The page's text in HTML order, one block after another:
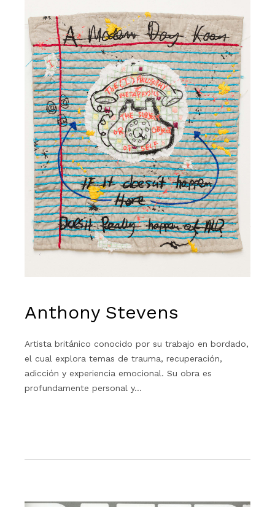
Anthony Stevens
Artista británico conocido por su trabajo en bordado,
el cual explora temas de trauma, recuperación,
adicción y experiencia emocional. Su obra es
profundamente personal y…